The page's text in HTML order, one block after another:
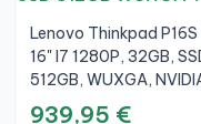
Lenovo Thinkpad P16S
16" I7 1280P, 32GB,
512GB, WUXGA,
Quadro T550 4GB, A+
939,95 €